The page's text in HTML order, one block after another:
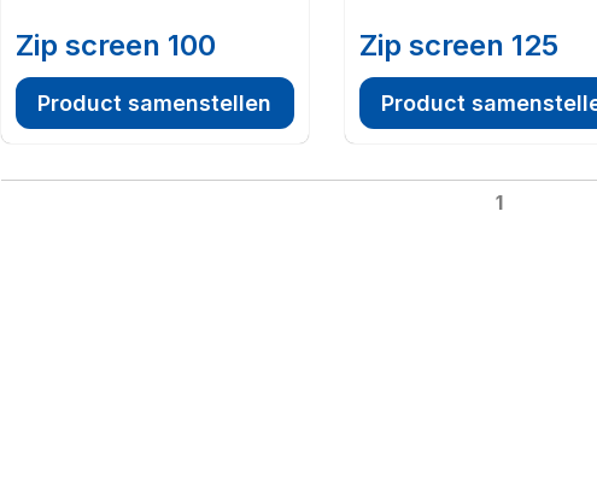
Zip screen 100
Product samenstellen
Zip screen 125
Product
1